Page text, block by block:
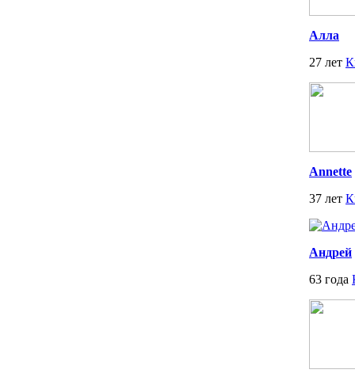
Алла
27 лет
Annette
37 лет
Андрей
63 года